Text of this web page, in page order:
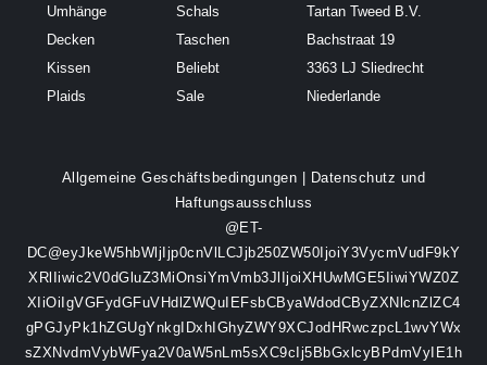
Umhänge
Decken
Kissen
Plaids
Schals
Taschen
Beliebt
Sale
Tartan Tweed B.V.
Bachstraat 19
3363 LJ Sliedrecht
Niederlande
Allgemeine Geschäftsbedingungen
Datenschutz und
Haftungsausschluss
@ET-
DC@eyJkeW5hbWljIjp0cnVlLCJjb250ZW50IjoiY3VycmVudF9kY
XRlIiwic2V0dGluZ3MiOnsiYmVmb3JlIjoiXHUwMGE5IiwiYWZ0Z
XIiOiIgVGFydGFuVHdlZWQuIEFsbCByaWdodCByZXNlcnZlZC4
gPGJyPk1hZGUgYnkgIDxhIGhyZWY9XCJodHRwczpcL1wvYWx
sZXNvdmVybWFya2V0aW5nLm5sXC9cIj5BbGxlcyBPdmVyIE1h